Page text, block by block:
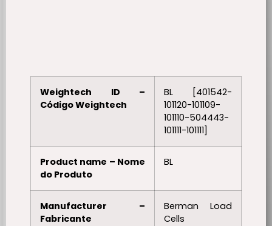
Weightech ID –
Código Weightech
BL [401542-
101120-101109-
101110-504443-
101111-101111]
Product name – Nome
do Produto
BL
Manufacturer –
Fabricante
Berman Load
Cells